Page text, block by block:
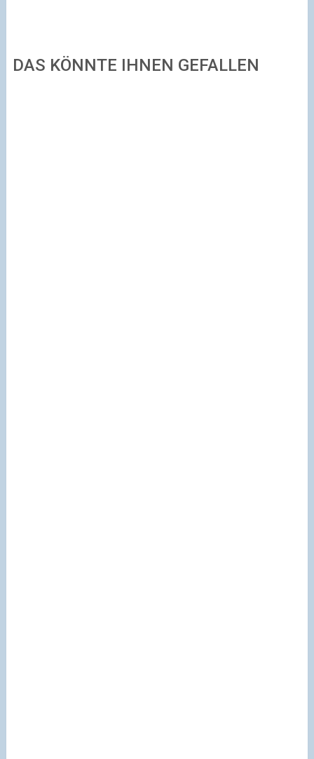
DAS KÖNNTE IHNEN GEFALLEN